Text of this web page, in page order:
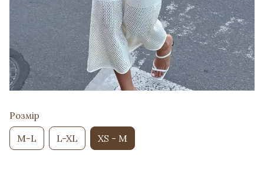
Розмір
M-L L-XL XS - M